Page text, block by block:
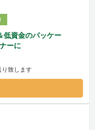
低資金のパッケー
ーに
り致します